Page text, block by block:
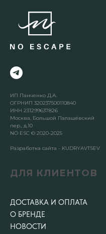
ИП Панченко Д.А.
ОГРНИП 320237500110840
ИНН 231299637826
Москва, Большой Палашёвский
пер., д.10
NO ESC © 2020-2025
Разработка сайта - KUDRYAVTSEV
ДЛЯ КЛИЕНТОВ
ДОСТАВКА И ОПЛАТА
О БРЕНДЕ
НОВОСТИ